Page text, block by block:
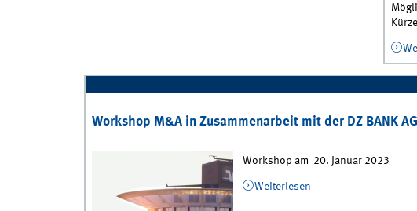
Workshop M&A in Zusammenarbeit mit der DZ BANK AG
Workshop am 20. Januar 2023
Weiterlesen